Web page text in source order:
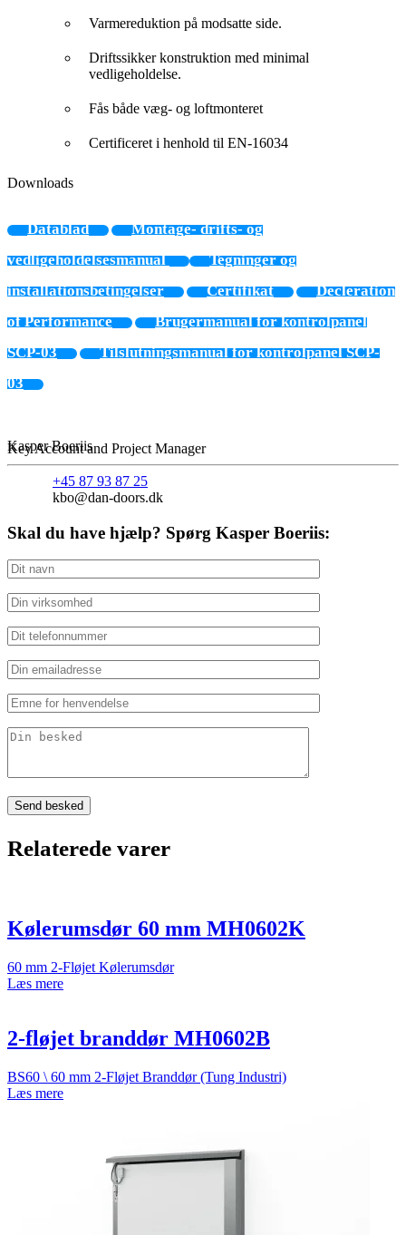
Varmereduktion på modsatte side.
Driftssikker konstruktion med minimal
vedligeholdelse.
Fås både væg- og loftmonteret
Certificeret i henhold til EN-16034
Downloads
Datablad
Montage- drifts- og
vedligeholdelsesmanual
Tegninger og
installationsbetingelser
Certifikat
Decleration
of Performance
Brugermanual for kontrolpanel
SCP-03
Tilslutningsmanual for kontrolpanel SCP-
03
Kasper Boeriis
Key Account and Project Manager
+45 87 93 87 25
kbo@dan-doors.dk
Skal du have hjælp? Spørg Kasper Boeriis:
Relaterede varer
Kølerumsdør 60 mm MH0602K
60 mm 2-Fløjet Kølerumsdør
Læs mere
2-fløjet branddør MH0602B
BS60 \ 60 mm 2-Fløjet Branddør (Tung Industri)
Læs mere